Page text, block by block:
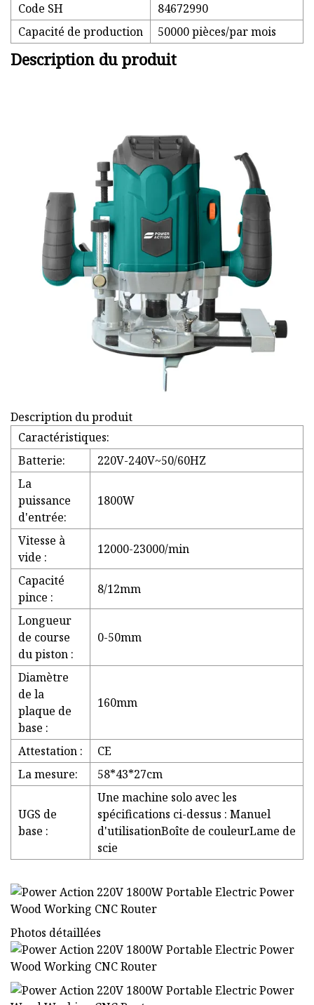
Code SH
84672990
Capacité de production
50000 pièces/par mois
Description du produit
Description du produit
Caractéristiques:
Batterie:
220V-240V~50/60HZ
La
puissance
d'entrée:
1800W
Vitesse à
vide :
12000-23000/min
Capacité
pince :
8/12mm
Longueur
de course
du piston :
0-50mm
Diamètre
de la
plaque de
base :
160mm
Attestation :
CE
La mesure:
58*43*27cm
UGS de
base :
Une machine solo avec les
spécifications ci-dessus : Manuel
d'utilisationBoîte de couleurLame de
scie
Photos détaillées